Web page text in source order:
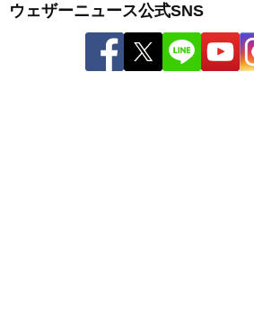
ウェザーニュース公式SNS